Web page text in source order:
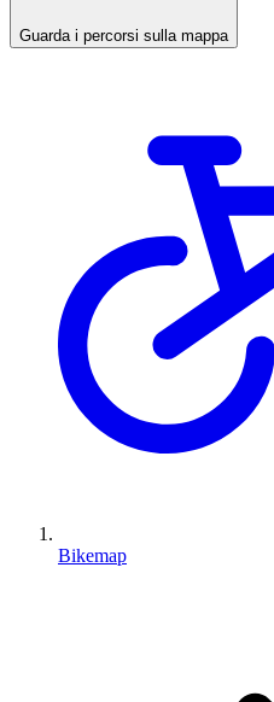
Guarda i percorsi sulla mappa
Bikemap